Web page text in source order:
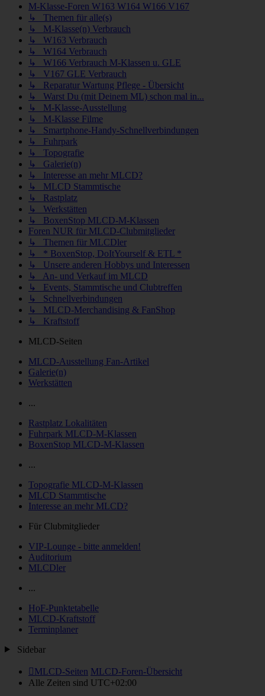
M-Klasse-Foren W163 W164 W166 V167
↳ Themen für alle(s)
↳ M-Klasse(n) Verbrauch
↳ W163 Verbrauch
↳ W164 Verbrauch
↳ W166 Verbrauch M-Klassen u. GLE
↳ V167 GLE Verbrauch
↳ Reparatur Wartung Pflege - Übersicht
↳ Warst Du (mit Deinem ML) schon mal in...
↳ M-Klasse-Ausstellung
↳ M-Klasse Filme
↳ Smartphone-Handy-Schnellverbindungen
↳ Fuhrpark
↳ Topografie
↳ Galerie(n)
↳ Interesse an mehr MLCD?
↳ MLCD Stammtische
↳ Rastplatz
↳ Werkstätten
↳ BoxenStop MLCD-M-Klassen
Foren NUR für MLCD-Clubmitglieder
↳ Themen für MLCDler
↳ * BoxenStop, DoItYourself & ETL *
↳ Unsere anderen Hobbys und Interessen
↳ An- und Verkauf im MLCD
↳ Events, Stammtische und Clubtreffen
↳ Schnellverbindungen
↳ MLCD-Merchandising & FanShop
↳ Kraftstoff
MLCD-Seiten
MLCD-Ausstellung Fan-Artikel
Galerie(n)
Werkstätten
...
Rastplatz Lokalitäten
Fuhrpark MLCD-M-Klassen
BoxenStop MLCD-M-Klassen
...
Topografie MLCD-M-Klassen
MLCD Stammtische
Interesse an mehr MLCD?
Für Clubmitglieder
VIP-Lounge - bitte anmelden!
Auditorium
MLCDler
...
HoF-Punktetabelle
MLCD-Kraftstoff
Terminplaner
Sidebar
MLCD-Seiten MLCD-Foren-Übersicht
Alle Zeiten sind UTC+02:00